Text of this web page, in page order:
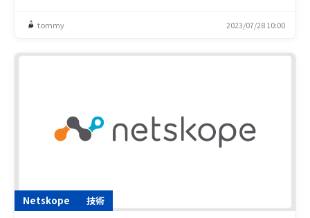
tommy 2023/07/28 10:00
Netskope 技術